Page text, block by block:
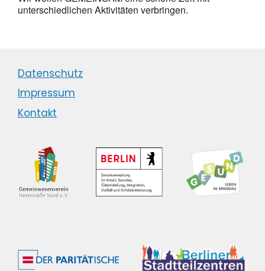
unterschiedlichen Aktivitäten verbringen.
Datenschutz
Impressum
Kontakt